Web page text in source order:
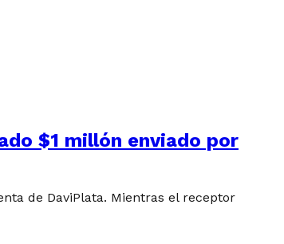
$1 millón enviado por
de DaviPlata. Mientras el receptor